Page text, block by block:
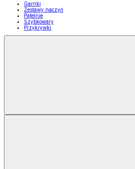
Garnki
Zestawy naczyń
Patelnie
Szybkowary
Przykrywki